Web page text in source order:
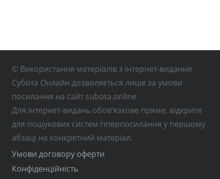
© Використання матеріалів з інтернет-видання
Субота Онлайн дозволяється лише за умови
посилання на сайт subota.online
Для інтернет-видань обов’язкове пряме, відкрите
для пошукових систем гіперпосилання у першому
абзаці на конкретний матеріал.
Умови договору оферти
Конфіденційність